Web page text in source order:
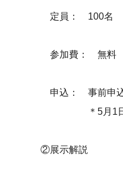
定員： 100名
参加費： 無料
申込： 事前申
＊5月1日（金
②展示解説